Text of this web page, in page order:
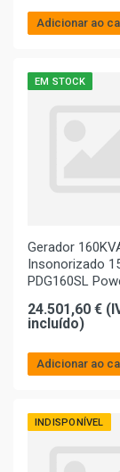
Adicionar ao
EM STOCK
Gerador
Insonorizado
PDG160SL
24.501,60 €
incluído)
Adicionar ao
INDISPONÍVEL